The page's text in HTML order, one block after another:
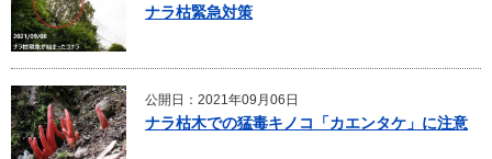
ナラ枯緊急対策
公開日：2021年09月06日
ナラ枯木での猛毒キノコ「カエンタケ」に注意